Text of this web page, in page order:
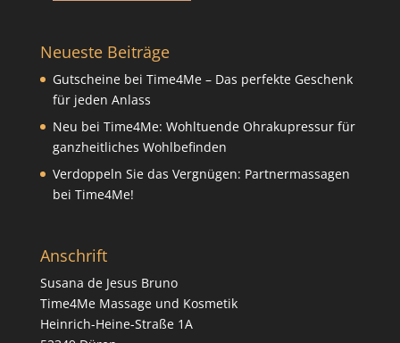
Neueste Beiträge
Gutscheine bei Time4Me – Das perfekte Geschenk
für jeden Anlass
Neu bei Time4Me: Wohltuende Ohrakupressur für
ganzheitliches Wohlbefinden
Verdoppeln Sie das Vergnügen: Partnermassagen
bei Time4Me!
Anschrift
Susana de Jesus Bruno
Time4Me Massage und Kosmetik
Heinrich-Heine-Straße 1A